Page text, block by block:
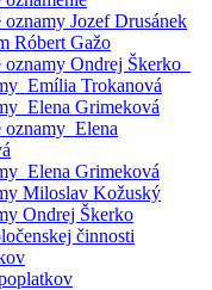
oznamy Jozef Drusánek
Róbert Gažo
oznamy Ondrej Škerko_
Trokanová
Grimeková
oznamy_Elena
Grimeková
Miloslav Kožuský
Ondrej Škerko
činnosti